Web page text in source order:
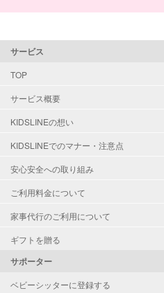
サービス
TOP
サービス概要
KIDSLINEの想い
KIDSLINEでのマナー・注意点
安心安全への取り組み
ご利用料金について
家事代行のご利用について
ギフトを贈る
サポーター
ベビーシッターに登録する